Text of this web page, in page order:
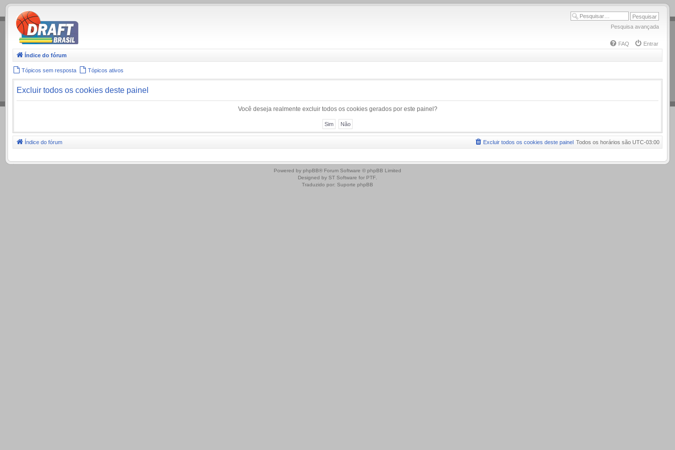
.
Pesquisa avançada
FAQ
Entrar
Índice do fórum
Tópicos sem resposta Tópicos ativos
Excluir todos os cookies deste painel
Você deseja realmente excluir todos os cookies gerados por este painel?
Índice do fórum Todos os horários são UTC-03:00
Excluir todos os cookies deste painel
.
Powered by phpBB® Forum Software © phpBB Limited
Designed by ST Software for PTF
Traduzido por: Suporte phpBB